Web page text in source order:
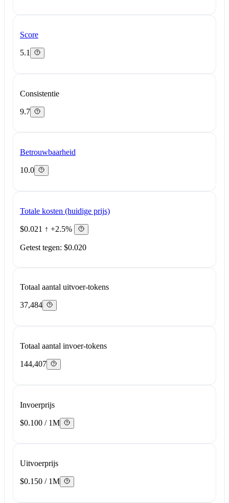
Score
5.1
Consistentie
9.7
Betrouwbaarheid
10.0
Totale kosten (huidige prijs)
$0.021 ↑ +2.5%
Getest tegen: $0.020
Totaal aantal uitvoer-tokens
37,484
Totaal aantal invoer-tokens
144,407
Invoerprijs
$0.100 / 1M
Uitvoerprijs
$0.150 / 1M